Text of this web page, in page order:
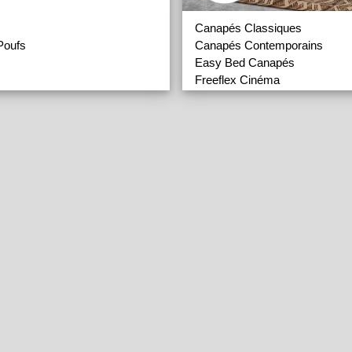
Canapés Classiques
Canapés Contemporains
Easy Bed Canapés
Freeflex Cinéma
Fauteuils d'Appoint